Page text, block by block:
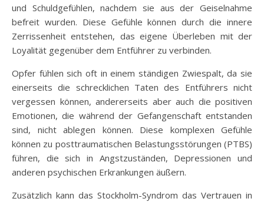
und Schuldgefühlen, nachdem sie aus der Geiselnahme
befreit wurden. Diese Gefühle können durch die innere
Zerrissenheit entstehen, das eigene Überleben mit der
Loyalität gegenüber dem Entführer zu verbinden.
Opfer fühlen sich oft in einem ständigen Zwiespalt, da sie
einerseits die schrecklichen Taten des Entführers nicht
vergessen können, andererseits aber auch die positiven
Emotionen, die während der Gefangenschaft entstanden
sind, nicht ablegen können. Diese komplexen Gefühle
können zu posttraumatischen Belastungsstörungen (PTBS)
führen, die sich in Angstzuständen, Depressionen und
anderen psychischen Erkrankungen äußern.
Zusätzlich kann das Stockholm-Syndrom das Vertrauen in